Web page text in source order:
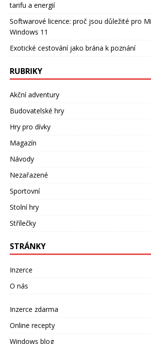
tarifu a energií
Softwarové licence: proč jsou důležité pro
Windows 11
Exotické cestování jako brána k poznání
RUBRIKY
Akční adventury
Budovatelské hry
Hry pro dívky
Magazín
Návody
Nezařazené
Sportovní
Stolní hry
Střílečky
STRÁNKY
Inzerce
O nás
Inzerce zdarma
Online recepty
Windows blog